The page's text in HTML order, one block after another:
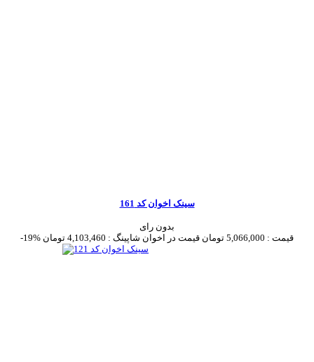
سینک اخوان کد 161
بدون رای
-19%
قیمت : 5,066,000 تومان قیمت در اخوان شاپینگ : 4,103,460 تومان